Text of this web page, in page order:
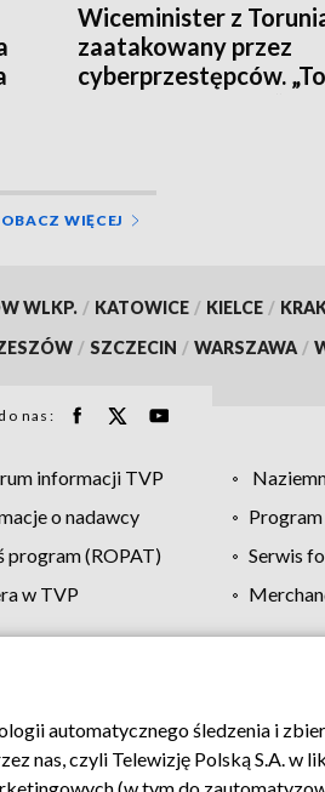
Wiceminister z
zaatakowany przez
cyberprzestępców. „To
WIĘCEJ
WLKP. / KATOWICE / KIELCE /
/ SZCZECIN / WARSZAWA /
nas:
informacji TVP
o nadawcy
program (ROPAT)
Serwis
w TVP
Moje zgody Pomoc Biuro
automatycznego śledzenia i
nas, czyli Telewizję Polską S.A. w